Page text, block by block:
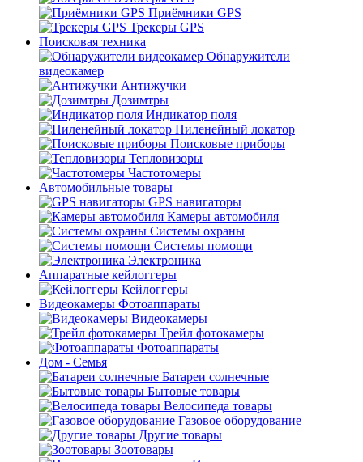
Приёмники GPS
Трекеры GPS
Поисковая техника
Обнаружители
видеокамер
Антижучки
Дозимтры
Индикатор поля
Ниленейный локатор
Поисковые приборы
Тепловизоры
Частотомеры
Автомобильные товары
GPS навигаторы
Камеры автомобиля
Системы охраны
Системы помощи
Электроника
Аппаратные кейлоггеры
Кейлоггеры
Видеокамеры Фотоаппараты
Видеокамеры
Трейл фотокамеры
Фотоаппараты
Дом - Семья
Батареи солнечные
Бытовые товары
Велосипеда товары
Газовое оборудование
Другие товары
Зоотовары